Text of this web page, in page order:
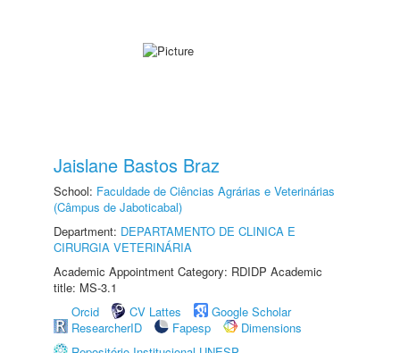
Jaislane Bastos Braz
School: Faculdade de Ciências Agrárias e Veterinárias
(Câmpus de Jaboticabal)
Department: DEPARTAMENTO DE CLINICA E
CIRURGIA VETERINÁRIA
Academic Appointment Category: RDIDP Academic
title: MS-3.1
Orcid
CV Lattes
Google Scholar
ResearcherID
Fapesp
Dimensions